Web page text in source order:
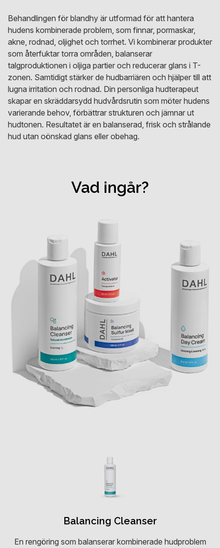
Behandlingen för blandhy är utformad för att hantera
hudens kombinerade problem, som finnar, pormaskar,
akne, rodnad, oljighet och torrhet. Vi kombinerar produkter
som återfuktar torra områden, balanserar
talgproduktionen i oljiga partier och reducerar glans i T-
zonen. Samtidigt stärker de hudbarriären och hjälper till att
lugna irritation och rodnad. Din personliga hudterapeut
skapar en skräddarsydd hudvårdsrutin som möter hudens
varierande behov, förbättrar strukturen och jämnar ut
hudtonen. Resultatet är en balanserad, frisk och strålande
hud utan oönskad glans eller obehag.
Vad ingår?
Balancing Cleanser
En rengöring som balanserar kombinerade hudproblem